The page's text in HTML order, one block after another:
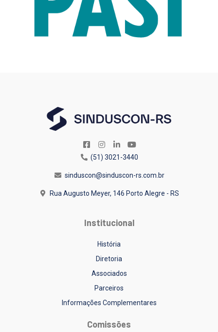
(51) 3021-3440
sinduscon@sinduscon-rs.com.br
Rua Augusto Meyer, 146 Porto Alegre - RS
Institucional
História
Diretoria
Associados
Parceiros
Informações Complementares
Comissões